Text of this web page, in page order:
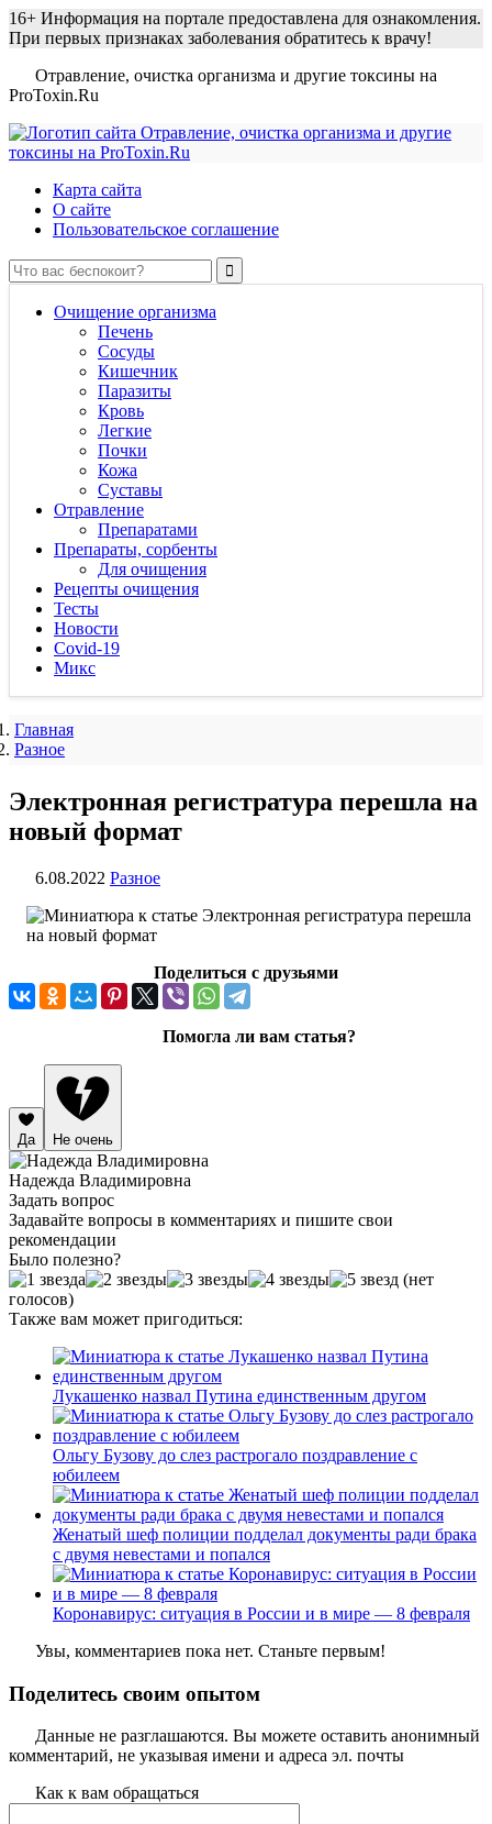
16+ Информация на портале предоставлена для ознакомления.
При первых признаках заболевания обратитесь к врачу!
Отравление, очистка организма и другие токсины на
ProToxin.Ru
Карта сайта
О сайте
Пользовательское соглашение
Очищение организма
Печень
Сосуды
Кишечник
Паразиты
Кровь
Легкие
Почки
Кожа
Суставы
Отравление
Препаратами
Препараты, сорбенты
Для очищения
Рецепты очищения
Тесты
Новости
Covid-19
Микс
Главная
Разное
Электронная регистратура перешла на
новый формат
6.08.2022 Разное
Поделиться с друзьями
Помогла ли вам статья?
Да Не очень
Надежда Владимировна
Задать вопрос
Задавайте вопросы в комментариях и пишите свои
рекомендации
Было полезно?
(нет
голосов)
Также вам может пригодиться:
Лукашенко назвал Путина единственным другом
Ольгу Бузову до слез растрогало поздравление с
юбилеем
Женатый шеф полиции подделал документы ради брака
с двумя невестами и попался
Коронавирус: ситуация в России и в мире — 8 февраля
Увы, комментариев пока нет. Станьте первым!
Поделитесь своим опытом
Данные не разглашаются. Вы можете оставить анонимный
комментарий, не указывая имени и адреса эл. почты
Как к вам обращаться